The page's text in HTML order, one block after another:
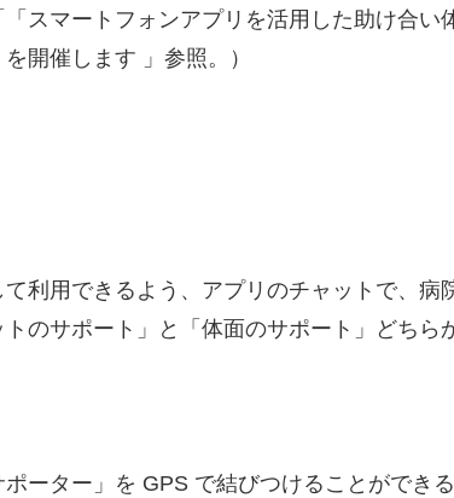
スマートフォンアプリを活用した助け合い
開催します 」参照。）
利用できるよう、アプリのチャットで、
のサポート」と「体面のサポート」どちら
ーター」を GPS で結びつけることができ